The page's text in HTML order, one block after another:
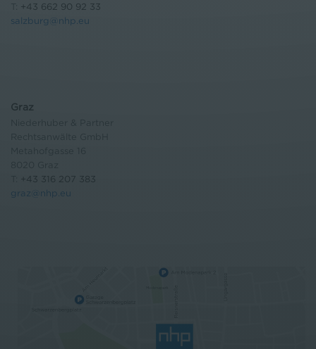
+43 662 90 92 33
salzburg@nhp.eu
Graz
+43 316 207 383
graz@nhp.eu